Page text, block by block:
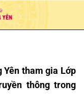
Yên tham gia Lớp
thông trong